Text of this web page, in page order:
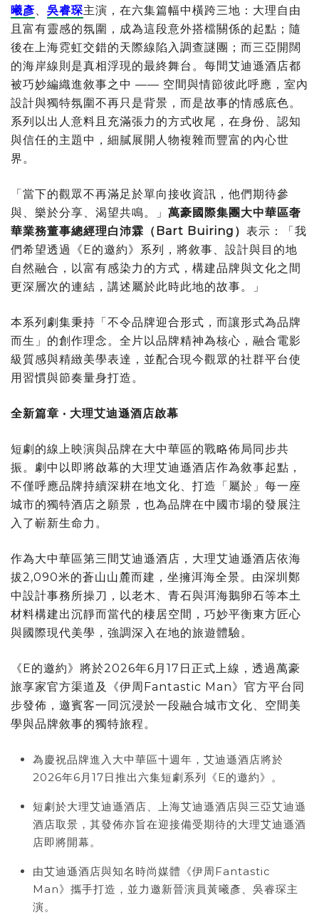
曦彥、 吳睿琛主演，在六集篇幅中橫跨三地：大理自由
且富有靈感的氛圍，成為這段意外搭檔關係的起點；隨
後在上海霓虹交錯的天際線陷入調查謎團；而三亞開闊
的海岸線則是真相浮現的最終舞台。每間艾迪遜酒店都
被巧妙編織進敘事之中 —— 空間與情節彼此呼應，室內
設計與獨特氛圍不再只是背景，而是故事的情感底色。
系列以出人意料且充滿張力的方式收尾，在身份、認知
與信任的主題中，細膩展開人物複雜而豐富的內心世
界。
「當下的觀眾不再滿足於單向接收資訊，他們期待參
與、樂於分享、渴望共鳴。」 萬豪國際集團大中華區奢
華業務董事總經理白沛霖（ Bart Buiring ） 表示：「我
們希望透過《E的邀約》系列，將敘事、設計與目的地
自然融合，以富有感染力的方式，構建品牌與文化之間
更深層次的連結，講述屬於此時此地的故事。」
本系列劇集秉持「不令品牌迎合形式，而讓形式為品牌
而生」的創作理念。全片以品牌精神為核心，融合電影
級質感與精緻美學表達，並配合現今觀眾的社群平台使
用習慣與節奏量身打造。
全新篇章 • 大理艾迪遜酒店啟幕
短劇的線上映演與品牌在大中華區的戰略佈局同步共
振。劇中以即將啟幕的大理艾迪遜酒店作為敘事起點，
不僅呼應品牌持續深耕在地文化、打造「屬於」每一座
城市的獨特酒店之願景，也為品牌在中國市場的發展注
入了嶄新生命力。
作為大中華區第三間艾迪遜酒店，大理艾迪遜酒店依海
拔2,090米的蒼山山麓而建，坐擁洱海全景。由深圳鄭
中設計事務所操刀，以老木、青石與洱海鵝卵石等本土
材料構建出沉靜而當代的棲居空間，巧妙平衡東方匠心
與國際現代美學，強調深入在地的旅遊體驗。
《E的邀約》將於2026年6月17日正式上線，透過萬豪
旅享家官方渠道及《伊周Fantastic Man》官方平台同
步發佈，邀賓客一同沉浸於一段融合城市文化、空間美
學與品牌敘事的獨特旅程。
為慶祝品牌進入大中華區十週年，艾迪遜酒店將於
2026年6月17日推出六集短劇系列《E的邀約》。
短劇於大理艾迪遜酒店、上海艾迪遜酒店與三亞艾迪遜
酒店取景，其發佈亦旨在迎接備受期待的大理艾迪遜酒
店即將開幕。
由艾迪遜酒店與知名時尚媒體《伊周Fantastic
Man》攜手打造，並力邀新晉演員黃曦彥、吳睿琛主
演。